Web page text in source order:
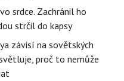
srdce. Zachránil ho
strčil do kapsy
závisí na sovětských
proč to nemůže